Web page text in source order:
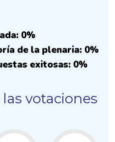
0%
de la plenaria: 0%
exitosas: 0%
votaciones